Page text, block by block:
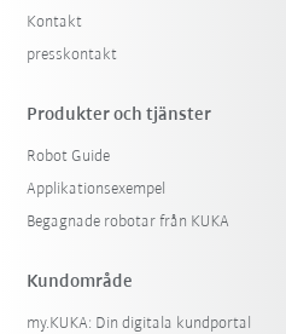
Kontakt
presskontakt
Produkter och tjänster
Robot Guide
Applikationsexempel
Begagnade robotar från KUKA
Kundområde
my.KUKA: Din digitala kundportal